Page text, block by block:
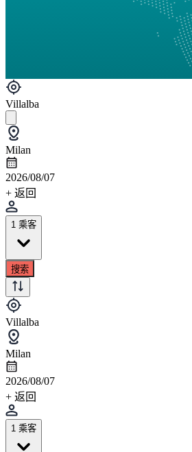
Villalba
Milan
2026/08/07
+ 返回
1 乘客
搜索
Villalba
Milan
2026/08/07
+ 返回
1 乘客